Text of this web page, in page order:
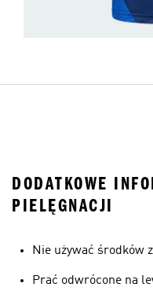
DODATKOWE
PIELĘGNACJI
Nie używać środków
Prać odwrócone na